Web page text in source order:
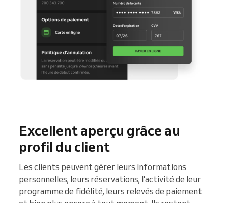
Excellent aperçu grâce au
profil du client
Les clients peuvent gérer leurs informations
personnelles, leurs réservations, l'activité de leur
programme de fidélité, leurs relevés de paiement